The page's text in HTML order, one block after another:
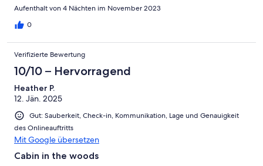
Aufenthalt von 4 Nächten im November 2023
0
Verifizierte Bewertung
10/10 – Hervorragend
Heather P.
12. Jän. 2025
Gut: Sauberkeit, Check-in, Kommunikation, Lage und Genauigkeit
des Onlineauftritts
Mit Google übersetzen
Cabin in the woods